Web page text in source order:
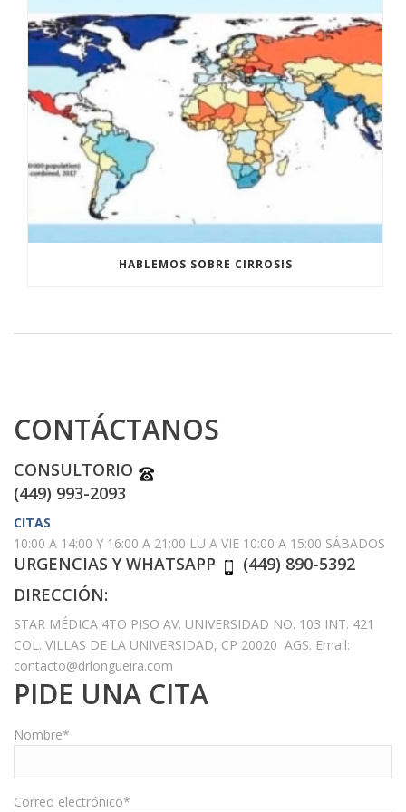
HABLEMOS SOBRE CIRROSIS
CONTÁCTANOS
CONSULTORIO
(449) 993-2093
CITAS
10:00 A 14:00 Y 16:00 A 21:00 LU A VIE 10:00 A 15:00 SÁBADOS
URGENCIAS Y WHATSAPP
(449) 890-5392
DIRECCIÓN:
STAR MÉDICA 4TO PISO AV. UNIVERSIDAD NO. 103 INT. 421
COL. VILLAS DE LA UNIVERSIDAD, CP 20020 AGS. Email:
contacto@drlongueira.com
PIDE UNA CITA
Nombre*
Correo electrónico*